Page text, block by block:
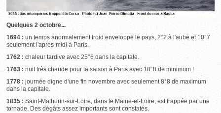
Quelques 2 octobre...
1694 :un temps anormalement froid enveloppe le pays, 2°2 à l'aube et 10°7
seulement l'après-midi à Paris.
1762 : chaleur tardive avec 25°6 dans la capitale.
1763 : nuit très chaude pour la saison à Paris avec 18°8 de minimum !
1778 : journée digne d'une fin novembre avec seulement 8°8 de maximum
dans la capitale.
1835 : Saint-Mathurin-sur-Loire, dans le Maine-et-Loire, est frappée par une
tornade. Des dégâts assez importants sont constatés.